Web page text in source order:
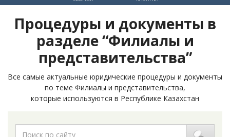
Процедуры и документы в
разделе “Филиалы и
представительства”
Все самые актуальные юридические процедуры и документы
по теме Филиалы и представительства,
которые используются в Республике Казахстан